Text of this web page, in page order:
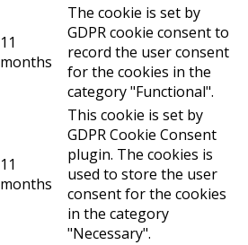
11
months
The cookie is set by
GDPR cookie consent to
record the user consent
for the cookies in the
category "Functional".
11
months
This cookie is set by
GDPR Cookie Consent
plugin. The cookies is
used to store the user
consent for the cookies
in the category
"Necessary".